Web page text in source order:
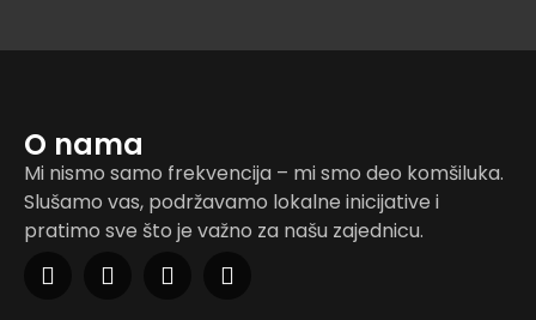
O nama
Mi nismo samo frekvencija – mi smo deo komšiluka.
Slušamo vas, podržavamo lokalne inicijative i
pratimo sve što je važno za našu zajednicu.